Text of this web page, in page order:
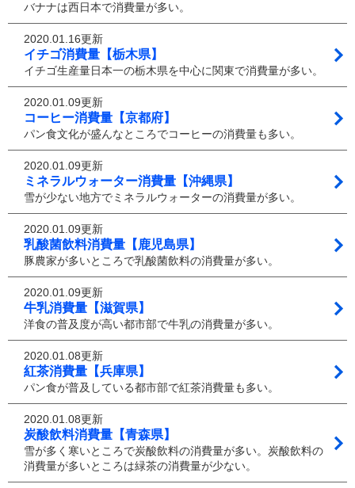
バナナは西日本で消費量が多い。
2020.01.16更新
イチゴ消費量【栃木県】
イチゴ生産量日本一の栃木県を中心に関東で消費量が多い。
2020.01.09更新
コーヒー消費量【京都府】
パン食文化が盛んなところでコーヒーの消費量も多い。
2020.01.09更新
ミネラルウォーター消費量【沖縄県】
雪が少ない地方でミネラルウォーターの消費量が多い。
2020.01.09更新
乳酸菌飲料消費量【鹿児島県】
豚農家が多いところで乳酸菌飲料の消費量が多い。
2020.01.09更新
牛乳消費量【滋賀県】
洋食の普及度が高い都市部で牛乳の消費量が多い。
2020.01.08更新
紅茶消費量【兵庫県】
パン食が普及している都市部で紅茶消費量も多い。
2020.01.08更新
炭酸飲料消費量【青森県】
雪が多く寒いところで炭酸飲料の消費量が多い。炭酸飲料の
消費量が多いところは緑茶の消費量が少ない。